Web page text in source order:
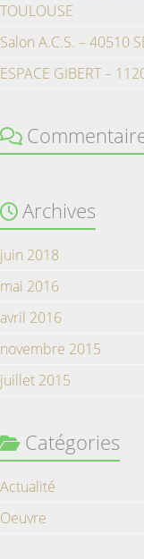
TOULOUSE
Salon A.C.S. – 40510
ESPACE GIBERT –
Archives
juin 2018
mai 2016
avril 2016
novembre 2015
juillet 2015
Catégories
Actualité
Oeuvre